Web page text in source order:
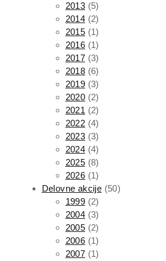
2013 (5)
2014 (2)
2015 (1)
2016 (1)
2017 (3)
2018 (6)
2019 (3)
2020 (2)
2021 (2)
2022 (4)
2023 (3)
2024 (4)
2025 (8)
2026 (1)
Delovne akcije (50)
1999 (2)
2004 (3)
2005 (2)
2006 (1)
2007 (1)